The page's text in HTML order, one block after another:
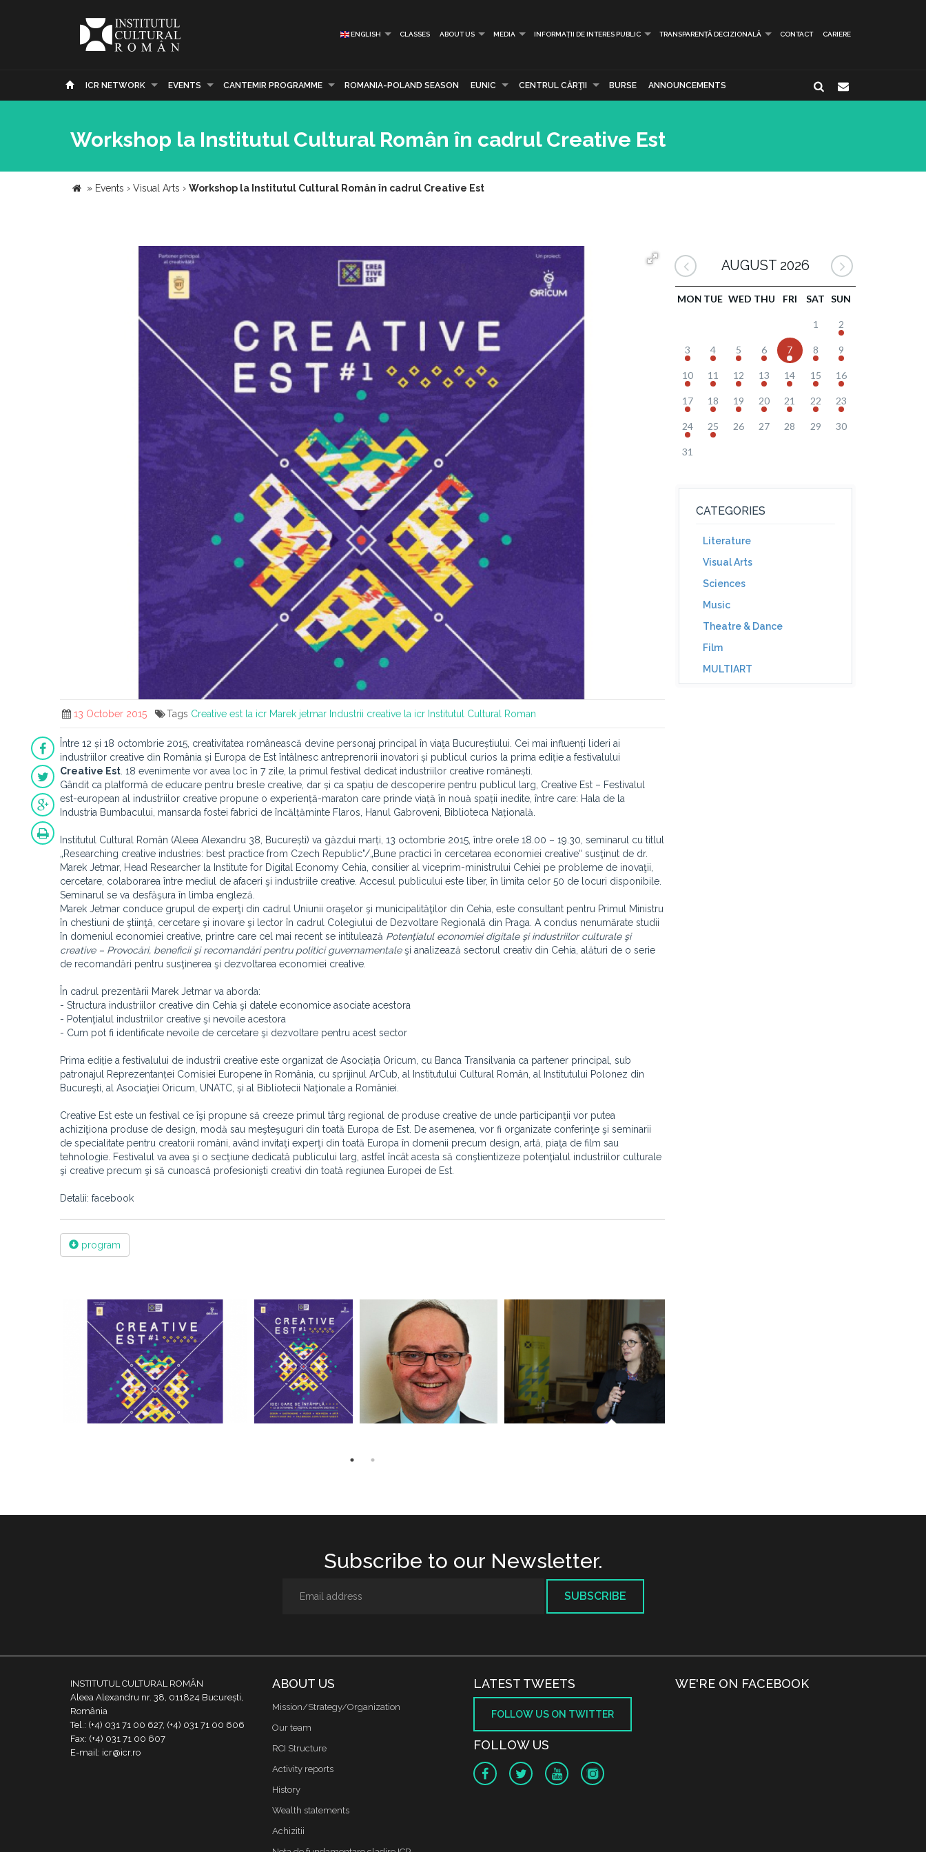
ENGLISH CLASSES ABOUT US MEDIA INFORMAȚII DE INTERES PUBLIC TRANSPARENȚĂ DECIZIONALĂ CONTACT CARIERE
ICR NETWORK EVENTS CANTEMIR PROGRAMME ROMANIA-POLAND SEASON EUNIC CENTRUL CĂRŢII BURSE ANNOUNCEMENTS
Workshop la Institutul Cultural Român în cadrul Creative Est
» Events › Visual Arts › Workshop la Institutul Cultural Român în cadrul Creative Est
13 October 2015 Tags Creative est la icr Marek jetmar Industrii creative la icr Institutul Cultural Roman
Între 12 și 18 octombrie 2015, creativitatea românească devine personaj principal în viaţa Bucureștiului. Cei mai influenți lideri ai
industriilor creative din România și Europa de Est întâlnesc antreprenorii inovatori și publicul curios la prima ediție a festivalului
Creative Est . 18 evenimente vor avea loc în 7 zile, la primul festival dedicat industriilor creative românești.
Gândit ca platformă de educare pentru bresle creative, dar și ca spațiu de descoperire pentru publicul larg, Creative Est – Festivalul
est-european al industriilor creative propune o experiență-maraton care prinde viață în nouă spații inedite, între care: Hala de la
Industria Bumbacului, mansarda fostei fabrici de încălțăminte Flaros, Hanul Gabroveni, Biblioteca Națională.
Institutul Cultural Român (Aleea Alexandru 38, București) va găzdui marți, 13 octombrie 2015, între orele 18.00 – 19.30, seminarul cu titlul
„Researching creative industries: best practice from Czech Republic"/„Bune practici în cercetarea economiei creative“ susţinut de dr.
Marek Jetmar, Head Researcher la Institute for Digital Economy Cehia, consilier al viceprim-ministrului Cehiei pe probleme de inovaţii,
cercetare, colaborarea între mediul de afaceri şi industriile creative. Accesul publicului este liber, în limita celor 50 de locuri disponibile.
Seminarul se va desfăşura în limba engleză.
Marek Jetmar conduce grupul de experţi din cadrul Uniunii oraşelor şi municipalităţilor din Cehia, este consultant pentru Primul Ministru
în chestiuni de ştiinţă, cercetare şi inovare şi lector în cadrul Colegiului de Dezvoltare Regională din Praga. A condus nenumărate studii
în domeniul economiei creative, printre care cel mai recent se intitulează Potenţialul economiei digitale şi industriilor culturale şi
creative – Provocări, beneficii şi recomandări pentru politici guvernamentaleşi analizează sectorul creativ din Cehia, alături de o serie
de recomandări pentru susţinerea şi dezvoltarea economiei creative.
În cadrul prezentării Marek Jetmar va aborda:
- Structura industriilor creative din Cehia şi datele economice asociate acestora
- Potenţialul industriilor creative şi nevoile acestora
- Cum pot fi identificate nevoile de cercetare şi dezvoltare pentru acest sector
Prima ediție a festivalului de industrii creative este organizat de Asociația Oricum, cu Banca Transilvania ca partener principal, sub
patronajul Reprezentanței Comisiei Europene în România, cu sprijinul ArCub, al Institutului Cultural Român, al Institutului Polonez din
Bucureşti, al Asociaţiei Oricum, UNATC, și al Bibliotecii Naţionale a României.
Creative Est este un festival ce îşi propune să creeze primul târg regional de produse creative de unde participanţii vor putea
achiziţiona produse de design, modă sau meşteşuguri din toată Europa de Est. De asemenea, vor fi organizate conferinţe şi seminarii
de specialitate pentru creatorii români, având invitaţi experţi din toată Europa în domenii precum design, artă, piaţa de film sau
tehnologie. Festivalul va avea şi o secţiune dedicată publicului larg, astfel încât acesta să conştientizeze potenţialul industriilor culturale
şi creative precum şi să cunoască profesionişti creativi din toată regiunea Europei de Est.
Detalii: facebook
program
AUGUST 2026
MON TUE WED THU FRI SAT SUN
1 2
3 4 5 6 7 8 9
10 11 12 13 14 15 16
17 18 19 20 21 22 23
24 25 26 27 28 29 30
31
CATEGORIES
Literature
Visual Arts
Sciences
Music
Theatre & Dance
Film
MULTIART
Subscribe to our Newsletter.
SUBSCRIBE
INSTITUTUL CULTURAL ROMÂN
Aleea Alexandru nr. 38, 011824 București,
România
Tel.: (+4) 031 71 00 627, (+4) 031 71 00 606
Fax: (+4) 031 71 00 607
E-mail: icr@icr.ro
ABOUT US
Mission/Strategy/Organization
Our team
RCI Structure
Activity reports
History
Wealth statements
Achizitii
LATEST TWEETS
FOLLOW US ON TWITTER
FOLLOW US
WE'RE ON FACEBOOK